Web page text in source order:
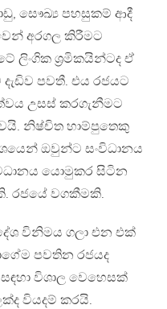
සෞඛ්‍ය පහසුකම් ආදී
අරගල කිරීමට
ලිංගික ශ්‍රමිකයින්ටද ඒ
පවතී. එය රජයට
උසස් කරගැනීමට
නිෂ්චිත හාම්පුතෙකු
ඔවුන්ට සංවිධානය
යොමුකර සිටින
රජයේ වගකීමකි.
විනිමය ගලා එන එක්
පවතින රජයද
විශාල වෙහෙසක්
වියදම් කරයි.